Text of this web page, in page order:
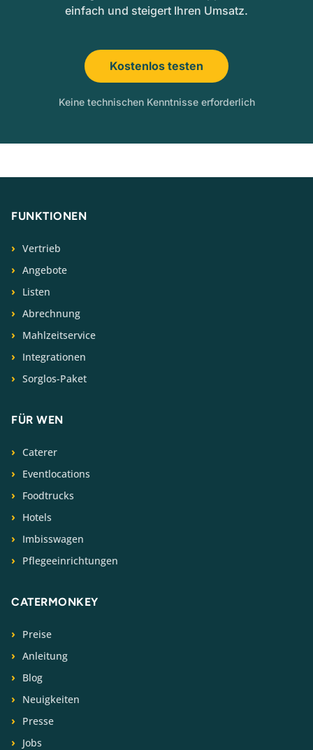
einfach und steigert Ihren Umsatz.
Kostenlos testen
Keine technischen Kenntnisse erforderlich
FUNKTIONEN
Vertrieb
Angebote
Listen
Abrechnung
Mahlzeitservice
Integrationen
Sorglos-Paket
FÜR WEN
Caterer
Eventlocations
Foodtrucks
Hotels
Imbisswagen
Pflegeeinrichtungen
CATERMONKEY
Preise
Anleitung
Blog
Neuigkeiten
Presse
Jobs